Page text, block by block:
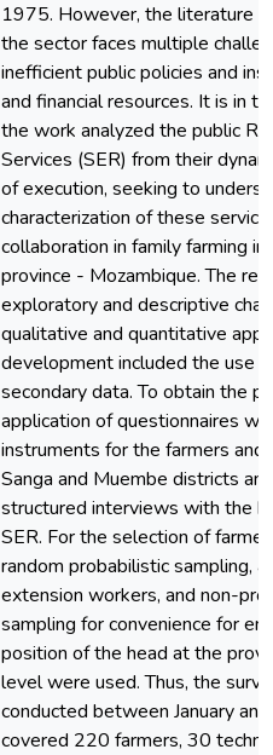
1975. However, the literature
the sector faces multiple
inefficient public policies and
and financial resources. It is in
the work analyzed the public
Services (SER) from their
of execution, seeking to
characterization of these
collaboration in family farming in
province - Mozambique. The
exploratory and descriptive
qualitative and quantitative
development included the use
secondary data. To obtain the
application of questionnaires
instruments for the farmers and
Sanga and Muembe districts
structured interviews with the
SER. For the selection of
random probabilistic sampling,
extension workers, and non-
sampling for convenience for
position of the head at the
level were used. Thus, the
conducted between January
covered 220 farmers, 30